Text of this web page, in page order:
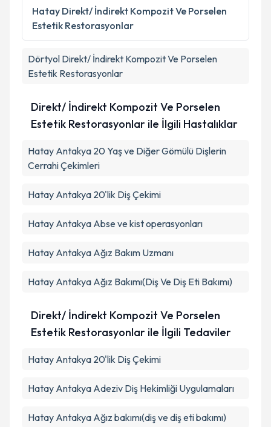
Metni
'ni okudum ve kişisel verilerimin belirtilen
kapsamda işlenmesini kabul ediyorum.
Takvim Talebini Gönder
Hatay Direkt/ İndirekt Kompozit Ve Porselen
Estetik Restorasyonlar
Dörtyol Direkt/ İndirekt Kompozit Ve Porselen
Estetik Restorasyonlar
Direkt/ İndirekt Kompozit Ve Porselen
Estetik Restorasyonlar ile İlgili Hastalıklar
Hatay Antakya 20 Yaş ve Diğer Gömülü Dişlerin
Cerrahi Çekimleri
Hatay Antakya 20'lik Diş Çekimi
Hatay Antakya Abse ve kist operasyonları
Hatay Antakya Ağız Bakım Uzmanı
Hatay Antakya Ağız Bakımı(Diş Ve Diş Eti Bakımı)
Direkt/ İndirekt Kompozit Ve Porselen
Estetik Restorasyonlar ile İlgili Tedaviler
Hatay Antakya 20'lik Diş Çekimi
Hatay Antakya Adeziv Diş Hekimliği Uygulamaları
Hatay Antakya Ağız bakımı(diş ve diş eti bakımı)